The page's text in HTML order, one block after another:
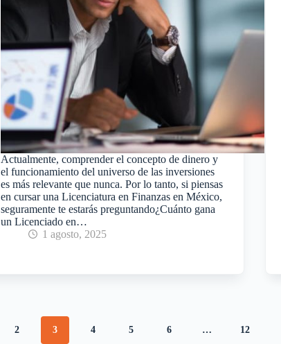
Actualmente, comprender el concepto de dinero y
el funcionamiento del universo de las inversiones
es más relevante que nunca. Por lo tanto, si piensas
en cursar una Licenciatura en Finanzas en México,
seguramente te estarás preguntando¿Cuánto gana
un Licenciado en…
1 agosto, 2025
2 3 4 5 6 … 12